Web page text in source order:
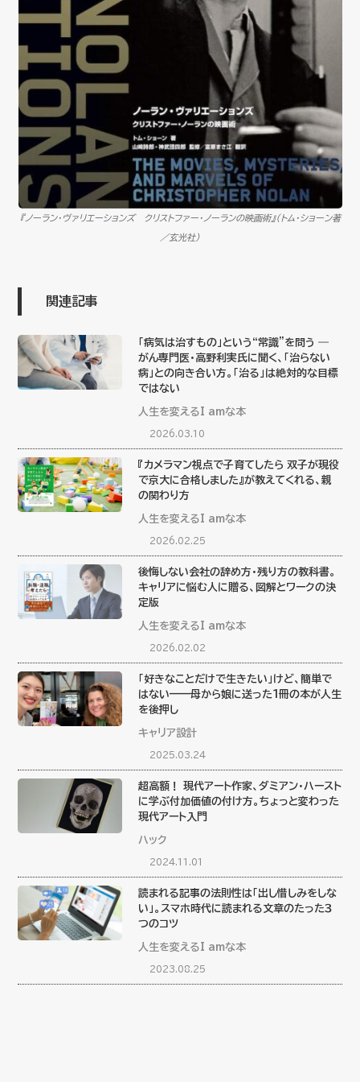
『ノーラン・ヴァリエーションズ クリストファー・ノーランの映画術』（トム・ショーン著
／玄光社）
関連記事
「病気は治すもの」という“常識”を問う ―
がん専門医・高野利実氏に聞く、「治らない
病」との向き合い方。「治る」は絶対的な目標
ではない
人生を変えるI amな本
2026.03.10
『カメラマン視点で子育てしたら 双子が現役
で京大に合格しました』が教えてくれる、親
の関わり方
人生を変えるI amな本
2026.02.25
後悔しない会社の辞め方・残り方の教科書。
キャリアに悩む人に贈る、図解とワークの決
定版
人生を変えるI amな本
2026.02.02
「好きなことだけで生きたい」けど、簡単で
はない——母から娘に送った1冊の本が人生
を後押し
キャリア設計
2025.03.24
超高額！ 現代アート作家、ダミアン・ハースト
に学ぶ付加価値の付け方。ちょっと変わった
現代アート入門
ハック
2024.11.01
読まれる記事の法則性は「出し惜しみをしな
い」。スマホ時代に読まれる文章のたった３
つのコツ
人生を変えるI amな本
2023.08.25